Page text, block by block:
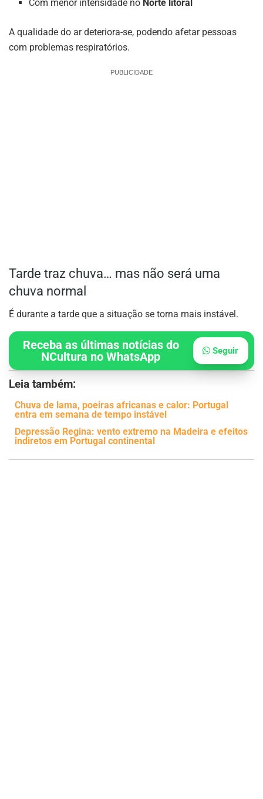
Com menor intensidade no Norte litoral
A qualidade do ar deteriora-se, podendo afetar pessoas
com problemas respiratórios.
PUBLICIDADE
Tarde traz chuva… mas não será uma
chuva normal
É durante a tarde que a situação se torna mais instável.
Receba as últimas notícias do
NCultura no WhatsApp
Seguir
Leia também:
Chuva de lama, poeiras africanas e calor: Portugal
entra em semana de tempo instável
Depressão Regina: vento extremo na Madeira e efeitos
indiretos em Portugal continental